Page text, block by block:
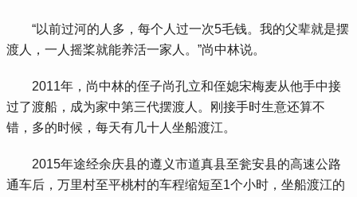
“以前过河的人多，每个人过一次5毛钱。我的父辈就是摆
渡人，一人摇桨就能养活一家人。”尚中林说。
2011年，尚中林的侄子尚孔立和侄媳宋梅麦从他手中接
过了渡船，成为家中第三代摆渡人。刚接手时生意还算不
错，多的时候，每天有几十人坐船渡江。
2015年途经余庆县的遵义市道真县至瓮安县的高速公路
通车后，万里村至平桃村的车程缩短至1个小时，坐船渡江的